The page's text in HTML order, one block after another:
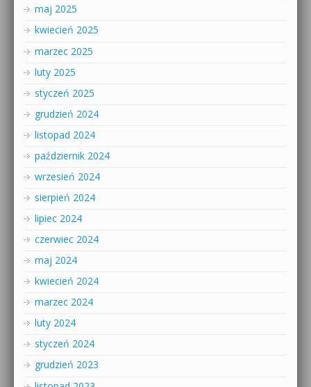
maj 2025
kwiecień 2025
marzec 2025
luty 2025
styczeń 2025
grudzień 2024
listopad 2024
październik 2024
wrzesień 2024
sierpień 2024
lipiec 2024
czerwiec 2024
maj 2024
kwiecień 2024
marzec 2024
luty 2024
styczeń 2024
grudzień 2023